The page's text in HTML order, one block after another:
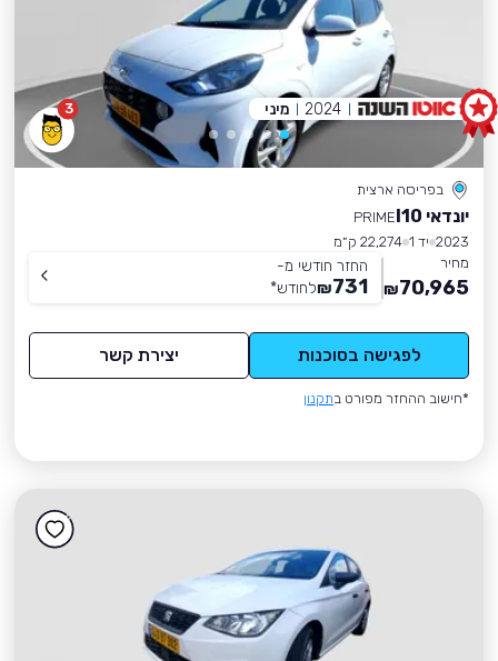
3
בפריסה ארצית
יונדאי I10
PRIME
2023 יד 1
22,274 ק״מ
מחיר
70,965
₪
החזר חודשי מ-
731
₪לחודש*
לפגישה בסוכנות יצירת קשר
*חישוב ההחזר מפורט בתקנון
2024 מיני